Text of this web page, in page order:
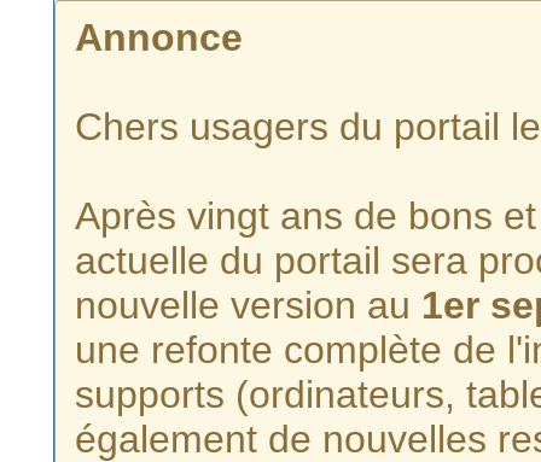
Annonce
Chers usagers du portail
Après vingt ans de bons
actuelle du portail sera
nouvelle version au 1er
une refonte complète de
supports (ordinateurs,
également de nouvelles